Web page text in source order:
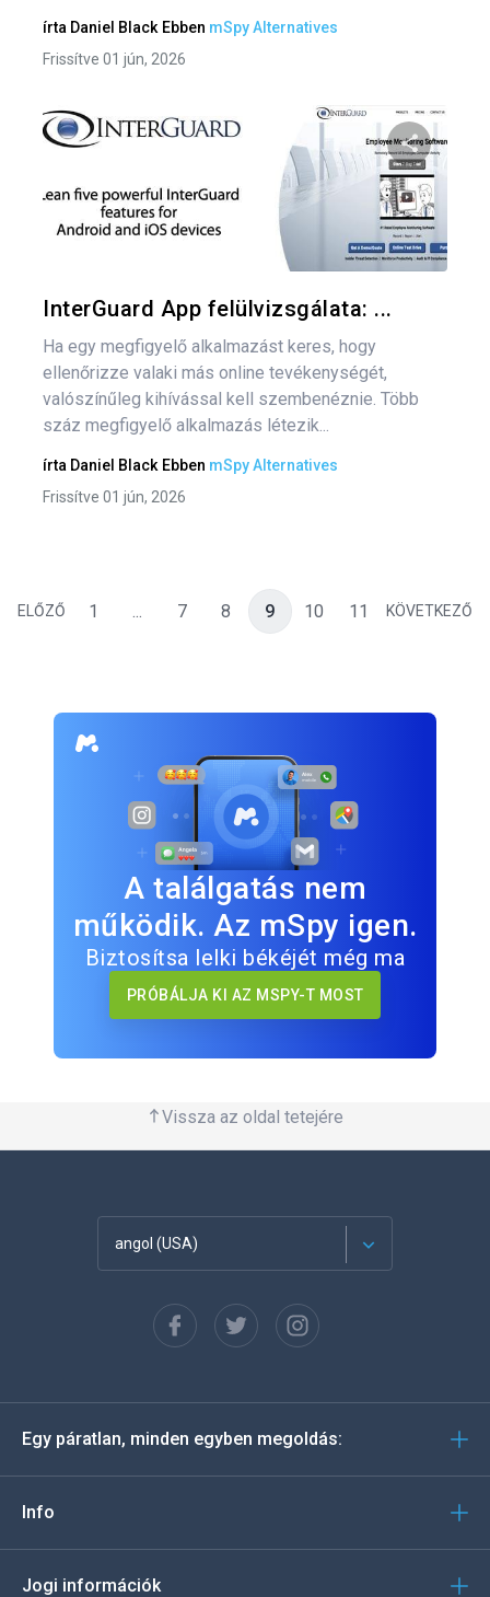
írta Daniel Black Ebben mSpy Alternatives
Frissítve 01 jún, 2026
Oszd
InterGuard App felülvizsgálata: ...
Ha egy megfigyelő alkalmazást keres, hogy
ellenőrizze valaki más online tevékenységét,
valószínűleg kihívással kell szembenéznie. Több
száz megfigyelő alkalmazás létezik...
írta Daniel Black Ebben mSpy Alternatives
Frissítve 01 jún, 2026
ELŐZŐ 1 ... 7 8 9 10 11 KÖVETKEZŐ
A találgatás nem
működik. Az mSpy igen.
Biztosítsa lelki békéjét még ma
PRÓBÁLJA KI AZ MSPY-T MOST
Vissza az oldal tetejére
angol (USA)
Español
Deutsch
Egy páratlan, minden egyben megoldás:
Info
Jogi információk